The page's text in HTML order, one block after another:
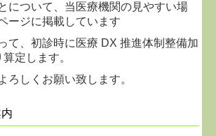
について、当医療機関の見やすい場
ージに掲載しています
て、初診時に医療 DX 推進体制整備加
定します。
ろしくお願い致します。